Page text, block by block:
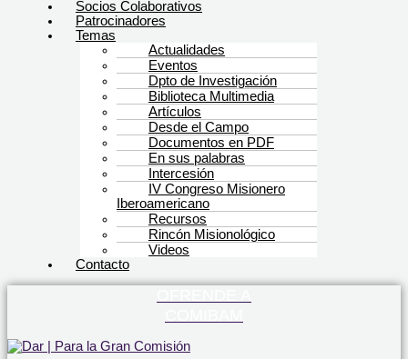
Socios Colaborativos
Patrocinadores
Temas
Actualidades
Eventos
Dpto de Investigación
Biblioteca Multimedia
Artículos
Desde el Campo
Documentos en PDF
En sus palabras
Intercesión
IV Congreso Misionero
Iberoamericano
Recursos
Rincón Misionológico
Videos
Contacto